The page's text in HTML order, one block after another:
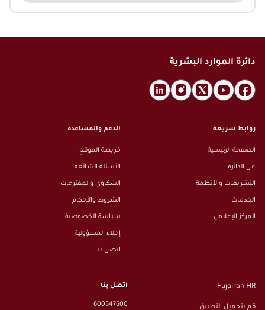
دائرة الموارد البشرية
روابط سريعة
الصفحة الرئيسية
عن الدائرة
التشريعات والأنظمة
الخدمات
المركز الإعلامي
الدعم والمساعدة
خريطة الموقع
الأسئلة الشائعة
الشكاوى والمقترحات
الشروط والأحكام
سياسة الخصوصية
إخلاء المسؤولية
اتصل بنا
اتصل بنا
600547600
Fujairah HR
قم بتحميل التطبيق